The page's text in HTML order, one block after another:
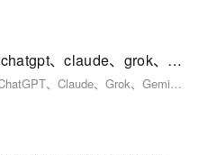
浏览器AI模型插件下载，支持chatgpt、claude、grok、gemini、DeepSeek等顶尖AI模型！
极客侧边栏是一款浏览器插件，集成ChatGPT、Claude、Grok、Gemini等全球顶尖AI模型，支持网页提问、文档分析、图片生成、智能截图、内容总结等功能。无需切换页面，办公写作效率倍增。内置书签云同步与智能整理功能，管理更高效。跨平台使用，安全便捷，是AI时代必备工具！